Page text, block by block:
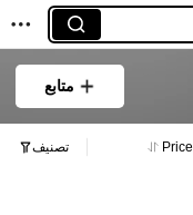
متابع
Price تصنيف